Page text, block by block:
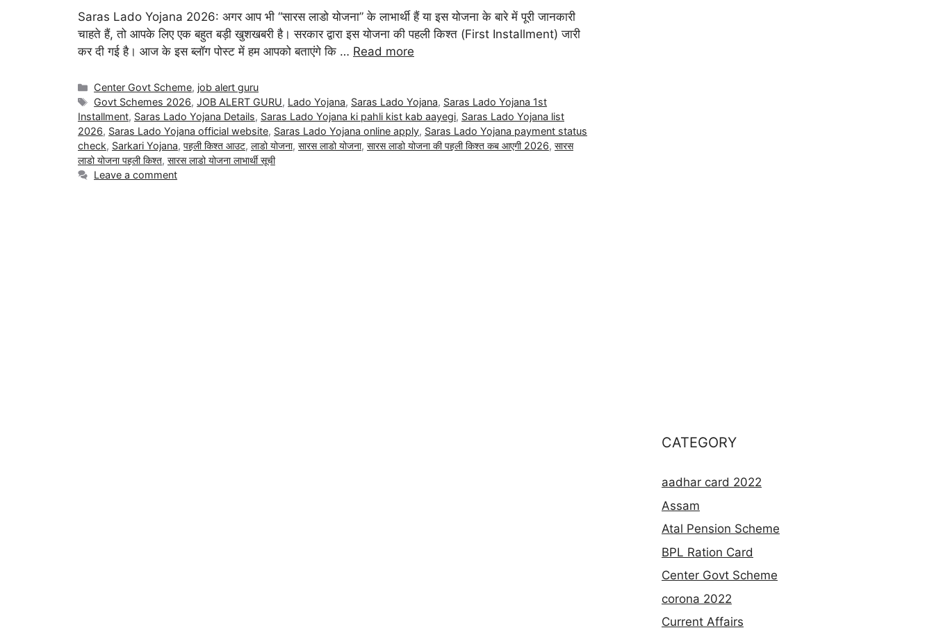
Saras Lado Yojana 2026: अगर आप भी “सारस लाडो योजना” के लाभार्थी हैं या इस योजना के बारे में पूरी जानकारी
चाहते हैं, तो आपके लिए एक बहुत बड़ी खुशखबरी है। सरकार द्वारा इस योजना की पहली किश्त (First Installment) जारी
कर दी गई है। आज के इस ब्लॉग पोस्ट में हम आपको बताएंगे कि … Read more
Center Govt Scheme, job alert guru
Govt Schemes 2026,JOB ALERT GURU, Lado Yojana, Saras Lado Yojana, Saras Lado Yojana 1st
Installment, Saras Lado Yojana Details, Saras Lado Yojana ki pahli kist kab aayegi, Saras Lado Yojana list
2026, Saras Lado Yojana official website, Saras Lado Yojana online apply, Saras Lado Yojana payment status
check, Sarkari Yojana, पहली किश्त आउट, लाडो योजना, सारस लाडो योजना, सारस लाडो योजना की पहली किश्त कब आएगी 2026, सारस
लाडो योजना पहली किश्त, सारस लाडो योजना लाभार्थी सूची
Leave a comment
CATEGORY
aadhar card 2022
Assam
Atal Pension Scheme
BPL Ration Card
Center Govt Scheme
corona 2022
Current Affairs